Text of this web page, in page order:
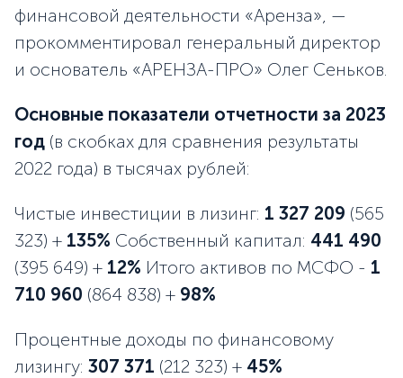
финансовой деятельности «Аренза», —
прокомментировал генеральный директор
и основатель «АРЕНЗА-ПРО» Олег Сеньков.
Основные показатели отчетности за 2023
год (в скобках для сравнения результаты
2022 года) в тысячах рублей:
Чистые инвестиции в лизинг: 1 327 209 (565
323) + 135% Собственный капитал: 441 490
(395 649) + 12% Итого активов по МСФО - 1
710 960 (864 838) + 98%
Процентные доходы по финансовому
лизингу: 307 371 (212 323) + 45%